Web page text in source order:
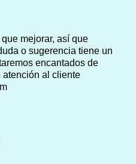
mejorar, así que
o sugerencia tiene un
encantados de
atención al cliente